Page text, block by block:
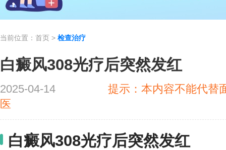
当前位置： 首页 > 检查治疗
白癜风308光疗后突然发红
2025-04-14
提示：本内容不能代替
医
白癜风308光疗后突然发红